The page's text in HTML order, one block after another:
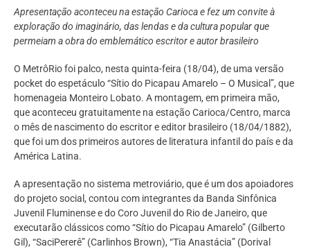
Apresentação aconteceu na estação Carioca e fez um convite à
exploração do imaginário, das lendas e da cultura popular que
permeiam a obra do emblemático escritor e autor brasileiro
O MetrôRio foi palco, nesta quinta-feira (18/04), de uma versão
pocket do espetáculo “Sítio do Picapau Amarelo – O Musical”, que
homenageia Monteiro Lobato. A montagem, em primeira mão,
que aconteceu gratuitamente na estação Carioca/Centro, marca
o mês de nascimento do escritor e editor brasileiro (18/04/1882),
que foi um dos primeiros autores de literatura infantil do país e da
América Latina.
A apresentação no sistema metroviário, que é um dos apoiadores
do projeto social, contou com integrantes da Banda Sinfônica
Juvenil Fluminense e do Coro Juvenil do Rio de Janeiro, que
executarão clássicos como “Sítio do Picapau Amarelo” (Gilberto
Gil), “SaciPererê” (Carlinhos Brown), “Tia Anastácia” (Dorival